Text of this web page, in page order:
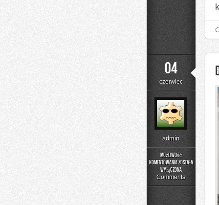
04
czerwiec
admin
Możliwość
komentowania
Projekty
została
wyłączona
Comments